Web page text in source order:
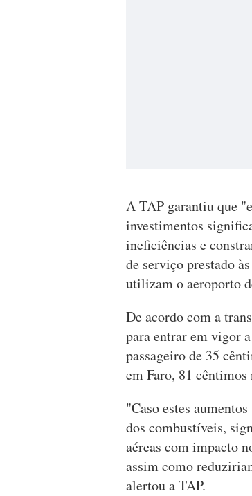
A TAP garantiu que
investimentos
ineficiências e
de serviço prestado
utilizam o aeroporto
De acordo com a
para entrar em vigor
passageiro de 35
em Faro, 81
"Caso estes
dos combustíveis,
aéreas com impacto
assim como
alertou a TAP.